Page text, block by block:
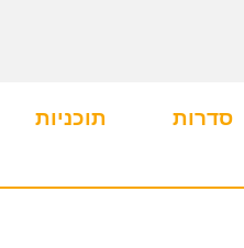
סדרות תוכניות